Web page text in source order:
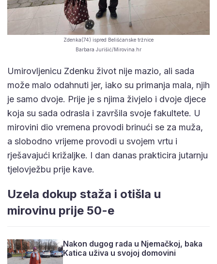
Zdenka(74) ispred Belišćanske tržnice
Barbara Jurišić/Mirovina.hr
Umirovljenicu Zdenku život nije mazio, ali sada
može malo odahnuti jer, iako su primanja mala, njih
je samo dvoje. Prije je s njima živjelo i dvoje djece
koja su sada odrasla i završila svoje fakultete. U
mirovini dio vremena provodi brinući se za muža,
a slobodno vrijeme provodi u svojem vrtu i
rješavajući križaljke. I dan danas prakticira jutarnju
tjelovježbu prije kave.
Uzela dokup staža i otišla u
mirovinu prije 50-e
Nakon dugog rada u Njemačkoj, baka
Katica uživa u svojoj domovini